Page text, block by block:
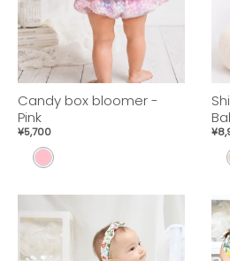
Candy box bloomer -
Pink
¥5,700
P
K